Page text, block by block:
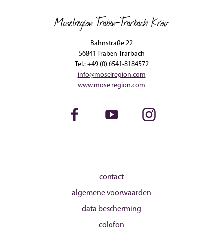
Moselregion Traben-Trarbach Kröv
Bahnstraße 22
56841 Traben-Trarbach
Tel.: +49 (0) 6541-8184572
info@moselregion.com
www.moselregion.com
Facebook Youtube Instagram
contact
algemene voorwaarden
data bescherming
colofon